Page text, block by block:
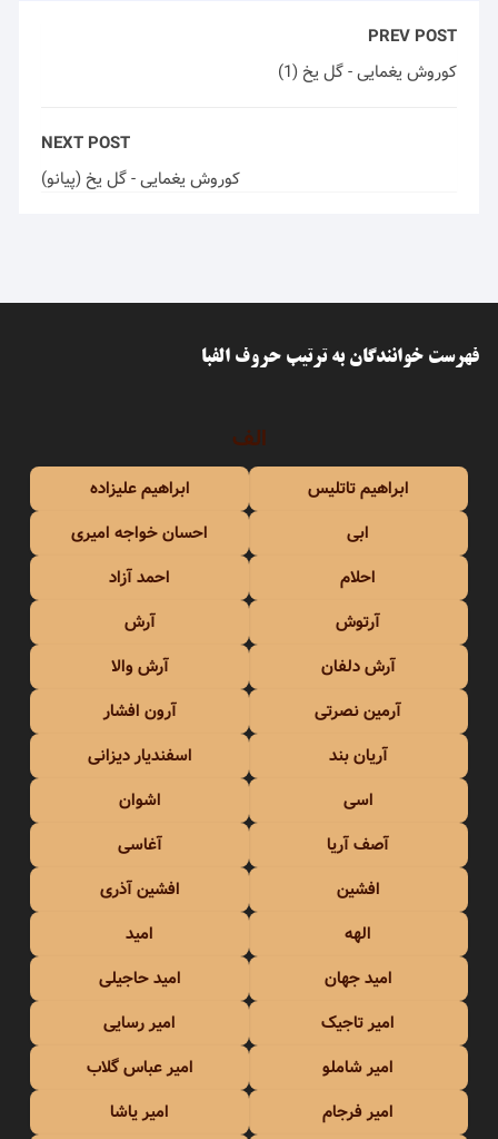
PREV POST
کوروش یغمایی - گل یخ (1)
NEXT POST
کوروش یغمایی - گل یخ (پیانو)
فهرست خوانندگان به ترتیب حروف الفبا
الف
ابراهیم تاتلیس
ابراهیم علیزاده
ابی
احسان خواجه امیری
احلام
احمد آزاد
آرتوش
آرش
آرش دلفان
آرش والا
آرمین نصرتی
آرون افشار
آریان بند
اسفندیار دیزانی
اسی
اشوان
آصف آریا
آغاسی
افشین
افشین آذری
الهه
امید
امید جهان
امید حاجیلی
امیر تاجیک
امیر رسایی
امیر شاملو
امیر عباس گلاب
امیر فرجام
امیر یاشا